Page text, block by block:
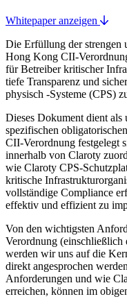
Whitepaper anzeigen
Die Erfüllung der strengen
Hong Kong CII-
für Betreiber kritischer
tiefe Transparenz und
physisch -Systeme (CPS)
Dieses Dokument dient als
spezifischen
CII-Verordnung festgelegt
innerhalb von Claroty
wie Claroty CPS-
kritische
vollständige Compliance
effektiv und effizient zu
Von den wichtigsten
Verordnung (einschließlich
werden wir uns auf die
direkt angesprochen
Anforderungen und wie
erreichen, können im